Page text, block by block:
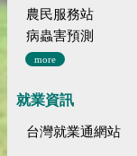
農民服務站
病蟲害預測
more
就業資訊
台灣就業通網站